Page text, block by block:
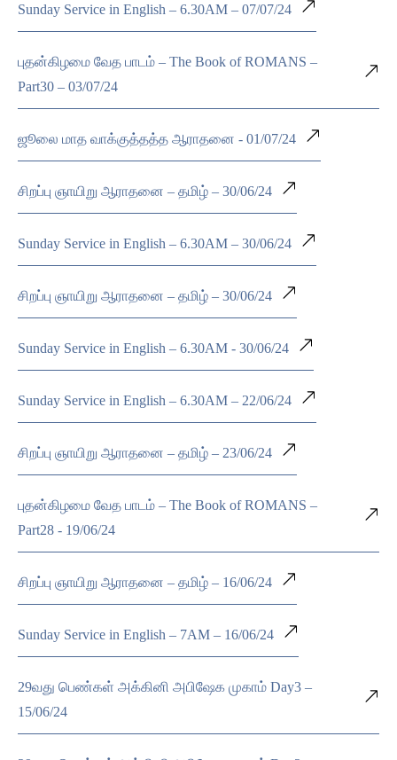
Sunday Service in English – 6.30AM – 07/07/24
புதன்கிழமை வேத பாடம் – The Book of ROMANS –
Part30 – 03/07/24
ஜூலை மாத வாக்குத்தத்த ஆராதனை - 01/07/24
சிறப்பு ஞாயிறு ஆராதனை – தமிழ் – 30/06/24
Sunday Service in English – 6.30AM – 30/06/24
சிறப்பு ஞாயிறு ஆராதனை – தமிழ் – 30/06/24
Sunday Service in English – 6.30AM - 30/06/24
Sunday Service in English – 6.30AM – 22/06/24
சிறப்பு ஞாயிறு ஆராதனை – தமிழ் – 23/06/24
புதன்கிழமை வேத பாடம் – The Book of ROMANS –
Part28 - 19/06/24
சிறப்பு ஞாயிறு ஆராதனை – தமிழ் – 16/06/24
Sunday Service in English – 7AM – 16/06/24
29வது பெண்கள் அக்கினி அபிஷேக முகாம் Day3 –
15/06/24